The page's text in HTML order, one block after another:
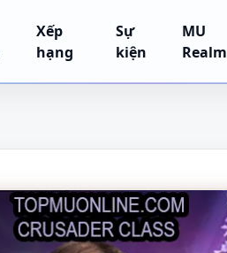
Xếp
hạng
Sự
kiện
MU
Realm